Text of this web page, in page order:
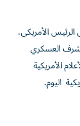
الأمريكي،
العسكري
الأمريكية
اليوم.